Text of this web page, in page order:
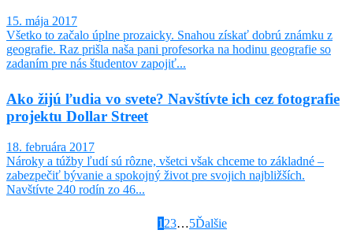
15. mája 2017
Všetko to začalo úplne prozaicky. Snahou získať dobrú známku z
geografie. Raz prišla naša pani profesorka na hodinu geografie so
zadaním pre nás študentov zapojiť...
Ako žijú ľudia vo svete? Navštívte ich cez fotografie
projektu Dollar Street
18. februára 2017
Nároky a túžby ľudí sú rôzne, všetci však chceme to základné –
zabezpečiť bývanie a spokojný život pre svojich najbližších.
Navštívte 240 rodín zo 46...
Page
1 Page
2Page
3…Page
5Ďalšie